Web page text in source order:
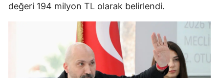
değeri 194 milyon TL olarak belirlendi.